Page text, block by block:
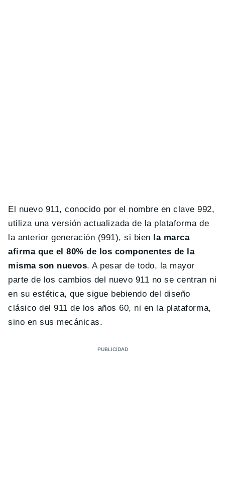
El nuevo 911, conocido por el nombre en clave 992,
utiliza una versión actualizada de la plataforma de
la anterior generación (991), si bien la marca
afirma que el 80% de los componentes de la
misma son nuevos. A pesar de todo, la mayor
parte de los cambios del nuevo 911 no se centran ni
en su estética, que sigue bebiendo del diseño
clásico del 911 de los años 60, ni en la plataforma,
sino en sus mecánicas.